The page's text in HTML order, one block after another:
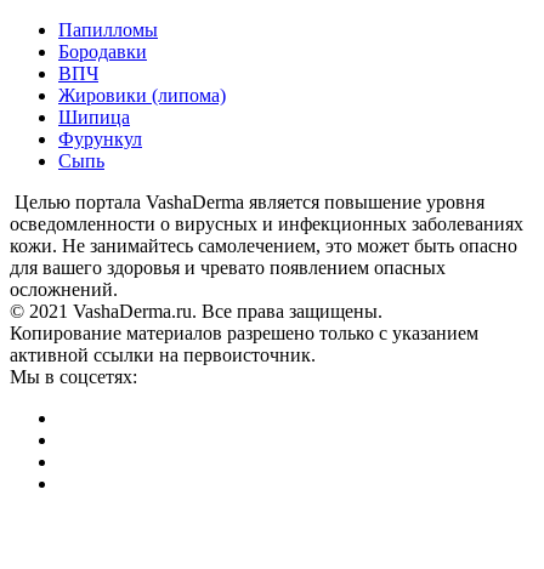
Папилломы
Бородавки
ВПЧ
Жировики (липома)
Шипица
Фурункул
Сыпь
Целью портала VashaDerma является повышение уровня
осведомленности о вирусных и инфекционных заболеваниях
кожи. Не занимайтесь самолечением, это может быть опасно
для вашего здоровья и чревато появлением опасных
осложнений.
© 2021 VashaDerma.ru. Все права защищены.
Копирование материалов разрешено только с указанием
активной ссылки на первоисточник.
Мы в соцсетях: